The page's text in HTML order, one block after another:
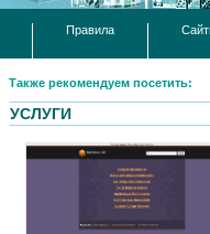
Правила
Также рекомендуем посетить:
УСЛУГИ